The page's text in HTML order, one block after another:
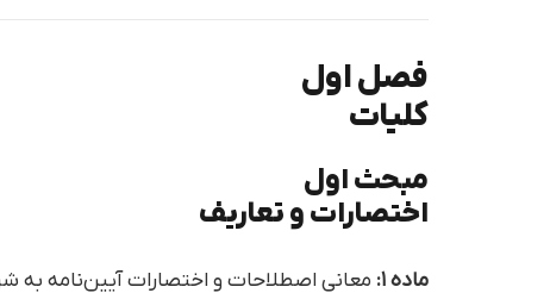
فصل اول
کلیات
مبحث اول
اختصارات و تعاریف
ماده ۱: معانی اصطلاحات و اختصارات آیین‌نامه به